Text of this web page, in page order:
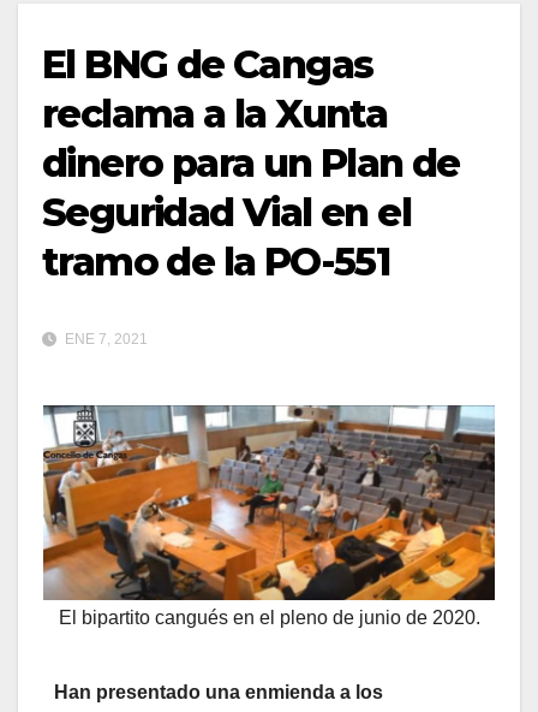
El BNG de Cangas
reclama a la Xunta
dinero para un Plan de
Seguridad Vial en el
tramo de la PO-551
ENE 7, 2021
El bipartito cangués en el pleno de junio de 2020.
Han presentado una enmienda a los